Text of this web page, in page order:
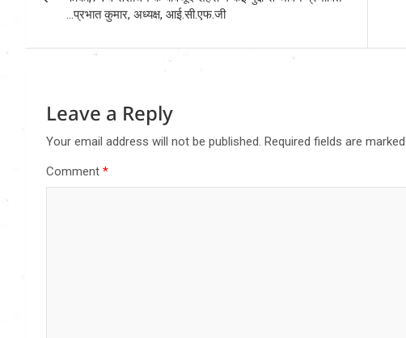
…प्रभात कुमार, अध्यक्ष, आई.सी.एफ.जी
Leave a Reply
Your email address will not be published. Required fields are marked
Comment *